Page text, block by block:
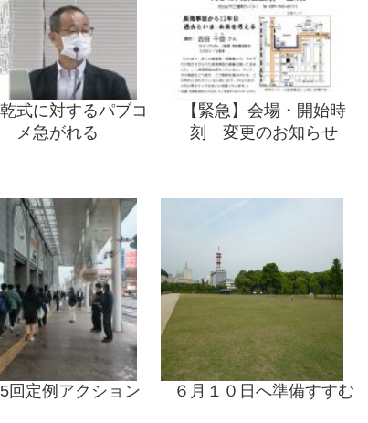
式に対するパブコ
メ急がれる
【緊急】会場・開始時
刻 変更のお知らせ
回定例アクション ６月１０日へ準備すすむ